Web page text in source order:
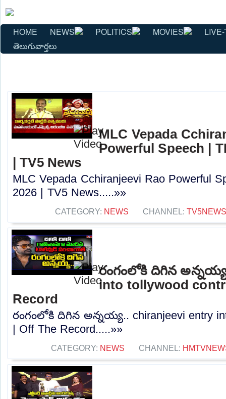
HOME NEWS POLITICS MOVIES
తెలుగువార్తలు
MLC Vepada
Powerful Speech |
| TV5 News
MLC Vepada Cchiranjeevi Rao Powerful
2026 | TV5 News.....»»
CATEGORY: NEWS CHANNEL: TV5NEWS
రంగంలోకి దిగిన
into tollywood
Record
రంగంలోకి దిగిన అన్నయ్య.. chiranjeevi entry
| Off The Record.....»»
CATEGORY: NEWS CHANNEL: